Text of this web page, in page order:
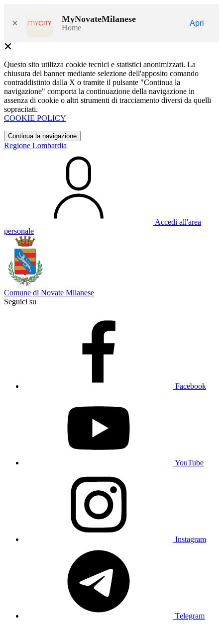
× MyNovateMilanese
Home
Apri
Questo sito utilizza cookie tecnici e statistici anonimizzati. La
chiusura del banner mediante selezione dell'apposito comando
contraddistinto dalla X o tramite il pulsante "Continua la
navigazione" comporta la continuazione della navigazione in
assenza di cookie o altri strumenti di tracciamento diversi da quelli
sopracitati.
COOKIE POLICY
Continua la navigazione
Regione Lombardia
Accedi all'area
personale
Comune di Novate Milanese
Seguici su
Facebook
YouTube
Instagram
Telegram